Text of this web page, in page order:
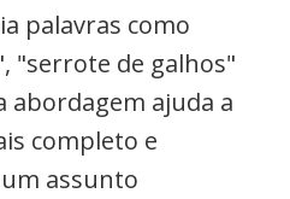
palavras como
"serrote de galhos"
abordagem ajuda a
completo e
assunto